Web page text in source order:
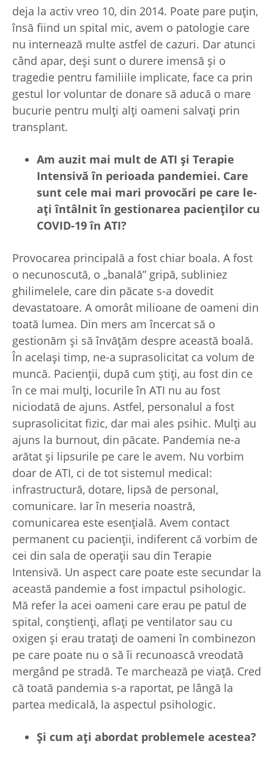
deja la activ vreo 10, din 2014. Poate pare puțin,
însă fiind un spital mic, avem o patologie care
nu internează multe astfel de cazuri. Dar atunci
când apar, deși sunt o durere imensă și o
tragedie pentru familiile implicate, face ca prin
gestul lor voluntar de donare să aducă o mare
bucurie pentru mulți alți oameni salvați prin
transplant.
Am auzit mai mult de ATI și Terapie
Intensivă în perioada pandemiei. Care
sunt cele mai mari provocări pe care le-
ați întâlnit în gestionarea pacienților cu
COVID-19 în ATI?
Provocarea principală a fost chiar boala. A fost
o necunoscută, o „banală” gripă, subliniez
ghilimelele, care din păcate s-a dovedit
devastatoare. A omorât milioane de oameni din
toată lumea. Din mers am încercat să o
gestionăm și să învățăm despre această boală.
În același timp, ne-a suprasolicitat ca volum de
muncă. Pacienții, după cum știți, au fost din ce
în ce mai mulți, locurile în ATI nu au fost
niciodată de ajuns. Astfel, personalul a fost
suprasolicitat fizic, dar mai ales psihic. Mulți au
ajuns la burnout, din păcate. Pandemia ne-a
arătat și lipsurile pe care le avem. Nu vorbim
doar de ATI, ci de tot sistemul medical:
infrastructură, dotare, lipsă de personal,
comunicare. Iar în meseria noastră,
comunicarea este esențială. Avem contact
permanent cu pacienții, indiferent că vorbim de
cei din sala de operații sau din Terapie
Intensivă. Un aspect care poate este secundar la
această pandemie a fost impactul psihologic.
Mă refer la acei oameni care erau pe patul de
spital, conștienți, aflați pe ventilator sau cu
oxigen și erau tratați de oameni în combinezon
pe care poate nu o să îi recunoască vreodată
mergând pe stradă. Te marchează pe viață. Cred
că toată pandemia s-a raportat, pe lângă la
partea medicală, la aspectul psihologic.
Și cum ați abordat problemele acestea?